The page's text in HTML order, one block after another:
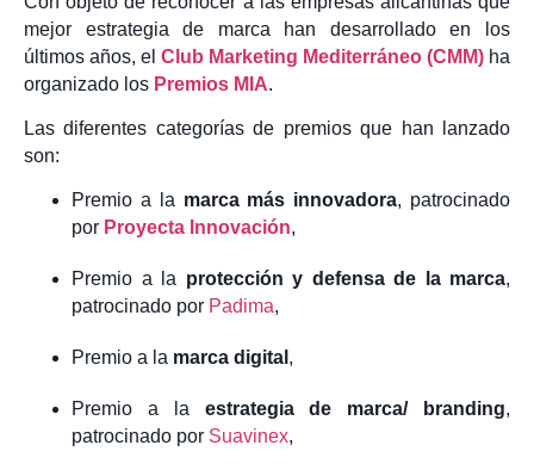
mejor estrategia de marca han desarrollado en los
últimos años, el Club Marketing Mediterráneo (CMM) ha
organizado los Premios MIA.
Las diferentes categorías de premios que han lanzado
son:
Premio a la marca más innovadora, patrocinado
por Proyecta Innovación,
Premio a la protección y defensa de la marca,
patrocinado por Padima,
Premio a la marca digital ,
Premio a la estrategia de marca/ branding,
patrocinado por Suavinex,